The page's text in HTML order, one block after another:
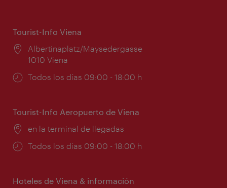
Tourist-Info Viena
Lugar:
Albertinaplatz/Maysedergasse
1010 Viena
Horarios
Todos los días 09:00 - 18:00 h
Tourist-Info Aeropuerto de Viena
Lugar:
en la terminal de llegadas
Horarios
Todos los días 09:00 - 18:00 h
Hoteles de Viena & información